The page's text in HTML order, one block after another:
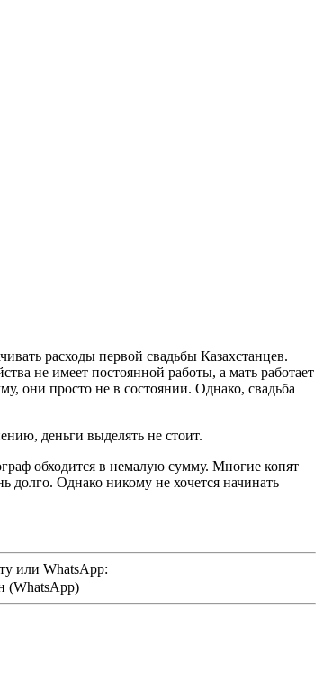
расходы первой свадьбы Казахстанцев.
не имеет постоянной работы, а мать работает
они просто не в состоянии. Однако, свадьба
деньги выделять не стоит.
обходится в немалую сумму. Многие копят
долго. Однако никому не хочется начинать
или WhatsApp:
(WhatsApp)